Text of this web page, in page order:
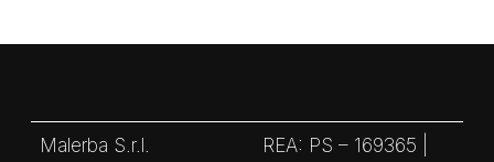
Malerba S.r.l.
REA: PS – 169365 |